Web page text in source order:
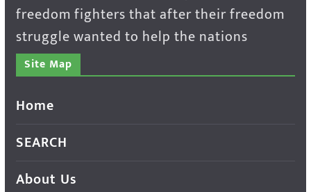
freedom fighters that after their freedom
struggle wanted to help the nations
Site Map
Home
SEARCH
About Us